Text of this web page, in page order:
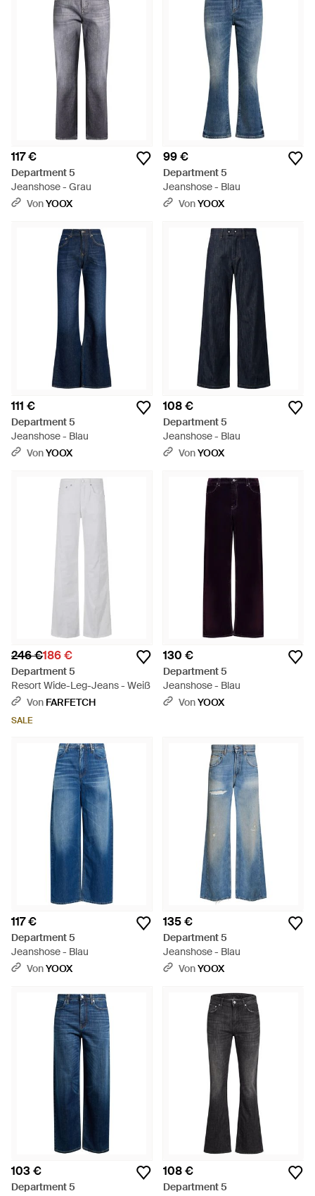
117 €
Department 5
Jeanshose - Grau
VonYOOX
99 €
Department 5
Jeanshose - Blau
VonYOOX
111 €
Department 5
Jeanshose - Blau
VonYOOX
108 €
Department 5
Jeanshose - Blau
VonYOOX
246 €186 €
Department 5
Resort Wide-Leg-Jeans - Weiß
Von FARFETCH
SALE
130 €
Department 5
Jeanshose - Blau
VonYOOX
117 €
Department 5
Jeanshose - Blau
VonYOOX
135 €
Department 5
Jeanshose - Blau
VonYOOX
103 €
Department 5
108 €
Department 5